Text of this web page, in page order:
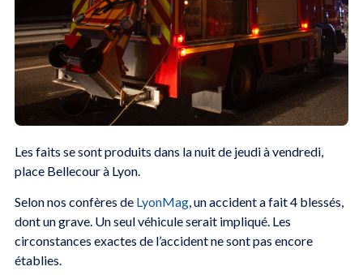
Les faits se sont produits dans la nuit de jeudi à vendredi,
place Bellecour à Lyon.
Selon nos confères de LyonMag, un accident a fait 4 blessés,
dont un grave. Un seul véhicule serait impliqué. Les
circonstances exactes de l’accident ne sont pas encore
établies.